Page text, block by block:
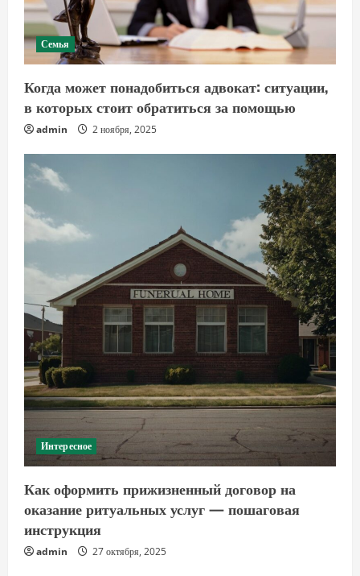
Семья
Когда может понадобиться адвокат: ситуации,
в которых стоит обратиться за помощью
admin 2 ноября, 2025
Интересное
Как оформить прижизненный договор на
оказание ритуальных услуг — пошаговая
инструкция
admin 27 октября, 2025